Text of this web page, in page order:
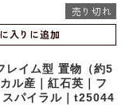
売り切れ
入りに追加
レイム型 置物（約5
ル産｜紅石英｜フ
スパイラル｜t25044